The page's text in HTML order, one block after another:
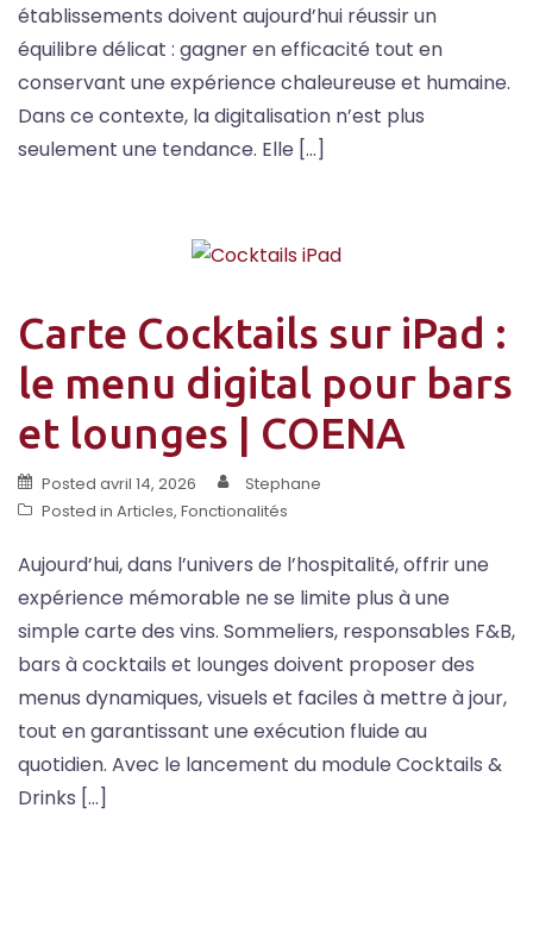
établissements doivent aujourd’hui réussir un
équilibre délicat : gagner en efficacité tout en
conservant une expérience chaleureuse et humaine.
Dans ce contexte, la digitalisation n’est plus
seulement une tendance. Elle […]
Carte Cocktails sur iPad :
le menu digital pour bars
et lounges | COENA
Posted avril 14, 2026
Stephane
Posted in Articles, Fonctionalités
Aujourd’hui, dans l’univers de l’hospitalité, offrir une
expérience mémorable ne se limite plus à une
simple carte des vins. Sommeliers, responsables F&B,
bars à cocktails et lounges doivent proposer des
menus dynamiques, visuels et faciles à mettre à jour,
tout en garantissant une exécution fluide au
quotidien. Avec le lancement du module Cocktails &
Drinks […]